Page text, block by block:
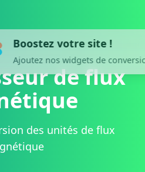
de flux
des unités de flux
!
de conversion.